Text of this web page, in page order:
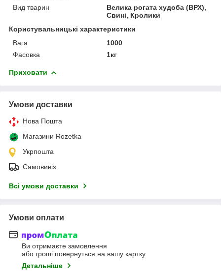
Вид тварин
Велика рогата худоба (ВРХ),
Свині, Кролики
Користувальницькі характеристики
Вага
1000
Фасовка
1кг
Приховати
Умови доставки
Нова Пошта
Магазини Rozetka
Укрпошта
Самовивіз
Всі умови доставки
Умови оплати
Ви отримаєте замовлення
або гроші повернуться на вашу картку
Детальніше